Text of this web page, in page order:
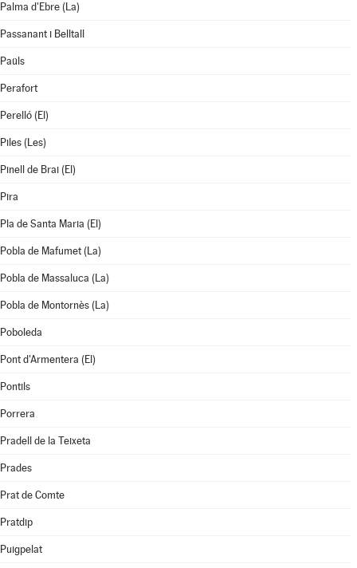
Palma d'Ebre (La)
Passanant i Belltall
Paüls
Perafort
Perelló (El)
Piles (Les)
Pinell de Brai (El)
Pira
Pla de Santa Maria (El)
Pobla de Mafumet (La)
Pobla de Massaluca (La)
Pobla de Montornès (La)
Poboleda
Pont d'Armentera (El)
Pontils
Porrera
Pradell de la Teixeta
Prades
Prat de Comte
Pratdip
Puigpelat